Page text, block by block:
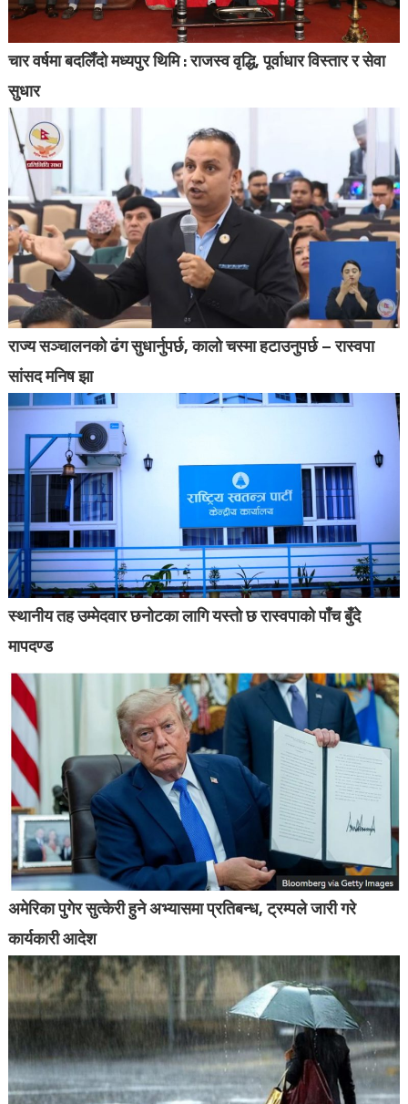
चार वर्षमा बदलिँदो मध्यपुर थिमि : राजस्व वृद्धि, पूर्वाधार विस्तार र सेवा
सुधार
राज्य सञ्चालनको ढंग सुधार्नुपर्छ, कालो चस्मा हटाउनुपर्छ – रास्वपा
सांसद मनिष झा
स्थानीय तह उम्मेदवार छनोटका लागि यस्तो छ रास्वपाको पाँच बुँदे
मापदण्ड
अमेरिका पुगेर सुत्केरी हुने अभ्यासमा प्रतिबन्ध, ट्रम्पले जारी गरे
कार्यकारी आदेश